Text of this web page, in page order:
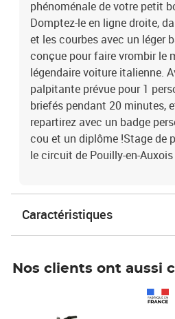
phénoménale de votre petit
Domptez-le en ligne droite,
et les courbes avec un léger
conçue pour faire vrombir le
légendaire voiture italienne.
palpitante prévue pour 1
briefés pendant 20 minutes,
repartirez avec un badge
cou et un diplôme !Stage de
le circuit de Pouilly-en-
Caractéristiques
Nos clients ont aussi